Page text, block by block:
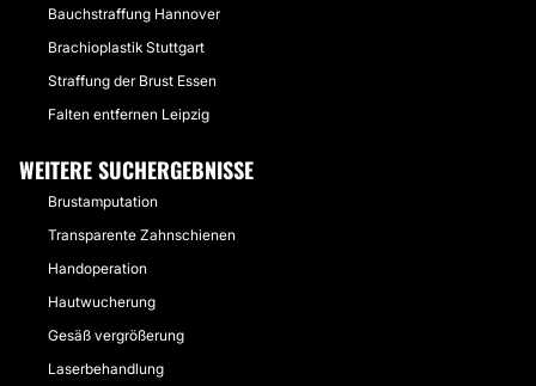
Bauchstraffung Hannover
Brachioplastik Stuttgart
Straffung der Brust Essen
Falten entfernen Leipzig
WEITERE SUCHERGEBNISSE
Brustamputation
Transparente Zahnschienen
Handoperation
Hautwucherung
Gesäß vergrößerung
Laserbehandlung